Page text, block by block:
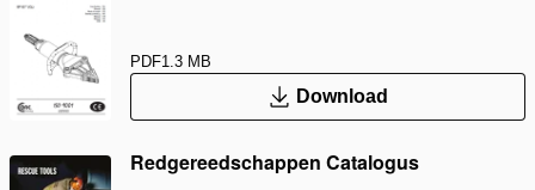
PDF1.3 MB
Download
Redgereedschappen Catalogus